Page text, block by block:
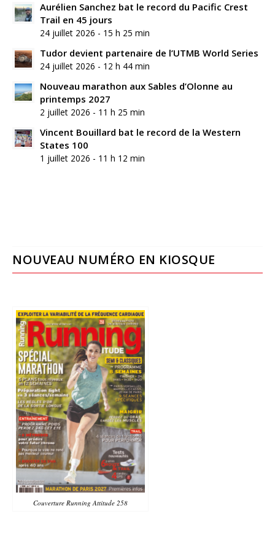
Aurélien Sanchez bat le record du Pacific Crest
Trail en 45 jours
24 juillet 2026 - 15 h 25 min
Tudor devient partenaire de l’UTMB World Series
24 juillet 2026 - 12 h 44 min
Nouveau marathon aux Sables d’Olonne au
printemps 2027
2 juillet 2026 - 11 h 25 min
Vincent Bouillard bat le record de la Western
States 100
1 juillet 2026 - 11 h 12 min
NOUVEAU NUMÉRO EN KIOSQUE
Couverture Running Attitude 258